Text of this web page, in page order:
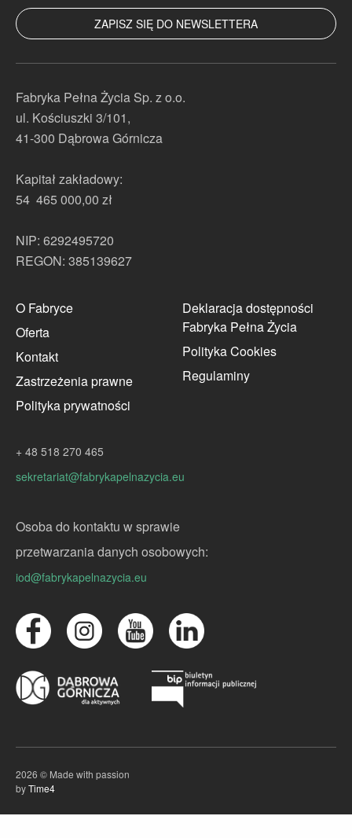
ZAPISZ SIĘ DO NEWSLETTERA
Fabryka Pełna Życia Sp. z o.o.
ul. Kościuszki 3/101,
41-300 Dąbrowa Górnicza
Kapitał zakładowy:
54 465 000,00 zł
NIP: 6292495720
REGON: 385139627
O Fabryce
Oferta
Kontakt
Zastrzeżenia prawne
Polityka prywatności
Deklaracja dostępności
Fabryka Pełna Życia
Polityka Cookies
Regulaminy
+ 48 518 270 465
sekretariat@fabrykapelnazycia.eu
Osoba do kontaktu w sprawie
przetwarzania danych osobowych:
iod@fabrykapelnazycia.eu
2026 © Made with passion
byTime4